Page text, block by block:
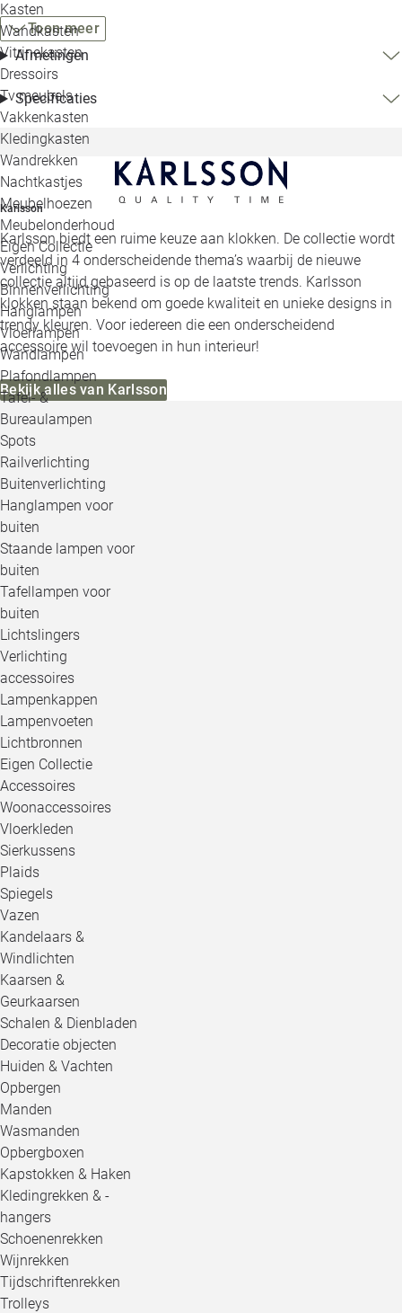
Kasten
Wandkasten
Vitrinekasten
Dressoirs
Tv meubels
Vakkenkasten
Kledingkasten
Wandrekken
Nachtkastjes
Meubelhoezen
Meubelonderhoud
Eigen Collectie
Verlichting
Binnenverlichting
Hanglampen
Vloerlampen
Wandlampen
Plafondlampen
Tafel- &
Bureaulampen
Spots
Railverlichting
Buitenverlichting
Hanglampen voor
buiten
Staande lampen voor
buiten
Tafellampen voor
buiten
Lichtslingers
Verlichting
accessoires
Lampenkappen
Lampenvoeten
Lichtbronnen
Eigen Collectie
Accessoires
Woonaccessoires
Vloerkleden
Sierkussens
Plaids
Spiegels
Vazen
Kandelaars &
Windlichten
Kaarsen &
Geurkaarsen
Schalen & Dienbladen
Decoratie objecten
Huiden & Vachten
Opbergen
Manden
Wasmanden
Opbergboxen
Kapstokken & Haken
Kledingrekken & -
hangers
Schoenenrekken
Wijnrekken
Tijdschriftenrekken
Trolleys
Toon meer
Afmetingen
Specificaties
Karlsson
Karlsson biedt een ruime keuze aan klokken. De collectie wordt
verdeeld in 4 onderscheidende thema’s waarbij de nieuwe
collectie altijd gebaseerd is op de laatste trends. Karlsson
klokken staan bekend om goede kwaliteit en unieke designs in
trendy kleuren. Voor iedereen die een onderscheidend
accessoire wil toevoegen in hun interieur!
Bekijk alles van Karlsson